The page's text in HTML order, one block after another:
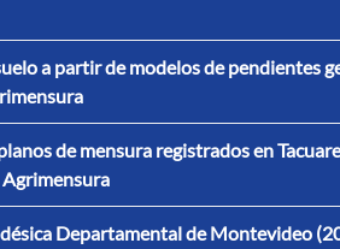
a partir de modelos de pendientes
de mensura registrados en
Departamental de Montevideo